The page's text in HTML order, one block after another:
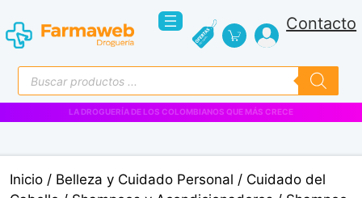
al
contenido
Contacto
Búsqueda
de
productos
VENTAS EMPRESARIALES
Inicio / Belleza y Cuidado Personal / Cuidado del